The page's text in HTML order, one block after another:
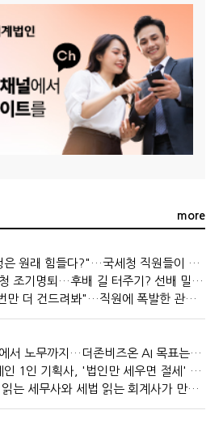
more
"본청은 원래 힘들다?"…국세청 직원들이 떠나는 이유
국세청 조기명퇴…후배 길 터주기? 선배 밀어내기?
"한 번만 더 건드려봐"…직원에 폭발한 관세청장, 왜?
세법에서 노무까지…더존비즈온 AI 목표는 '전문가의 시간'
"연예인 1인 기획사, '법인만 세우면 절세' 시대 끝났다"
사람 읽는 세무사와 세법 읽는 회계사가 만나면?